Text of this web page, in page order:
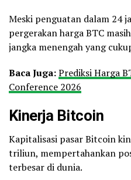
Meski penguatan dalam 24
pergerakan harga BTC
jangka menengah yang
Baca Juga:Prediksi Harga
Conference 2026
Kinerja Bitcoin
Kapitalisasi pasar Bitcoin
triliun, mempertahankan
terbesar di dunia.